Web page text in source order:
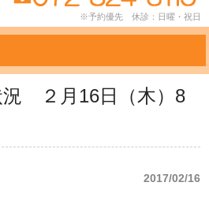
※予約優先 休診：日曜・祝日
況 ２月16日（木）8
2017/02/16